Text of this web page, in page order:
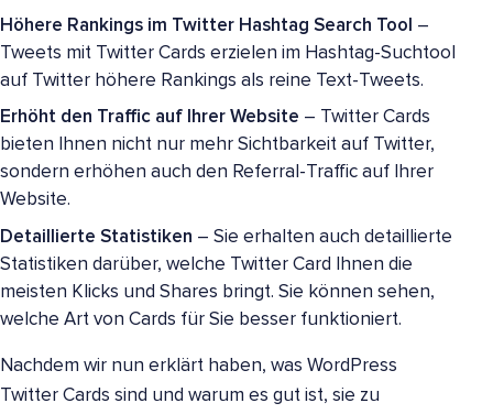
Höhere Rankings im Twitter Hashtag Search Tool –
Tweets mit Twitter Cards erzielen im Hashtag-Suchtool
auf Twitter höhere Rankings als reine Text-Tweets.
Erhöht den Traffic auf Ihrer Website – Twitter Cards
bieten Ihnen nicht nur mehr Sichtbarkeit auf Twitter,
sondern erhöhen auch den Referral-Traffic auf Ihrer
Website.
Detaillierte Statistiken – Sie erhalten auch detaillierte
Statistiken darüber, welche Twitter Card Ihnen die
meisten Klicks und Shares bringt. Sie können sehen,
welche Art von Cards für Sie besser funktioniert.
Nachdem wir nun erklärt haben, was WordPress
Twitter Cards sind und warum es gut ist, sie zu